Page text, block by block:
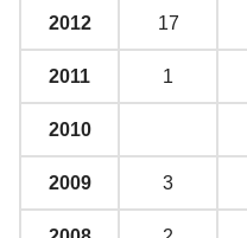
2012 17
2011 1
2010
2009 3